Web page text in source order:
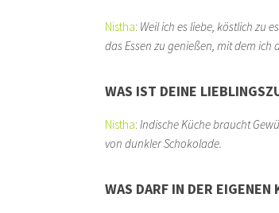
Nistha: Weil ich es liebe, köstlich zu
das Essen zu genießen, mit dem
WAS IST DEINE
Nistha: Indische Küche braucht
von dunkler Schokolade.
WAS DARF IN DER